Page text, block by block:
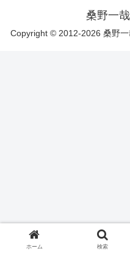
桑野一
Copyright © 2012-2026 桑野
ホーム 検索